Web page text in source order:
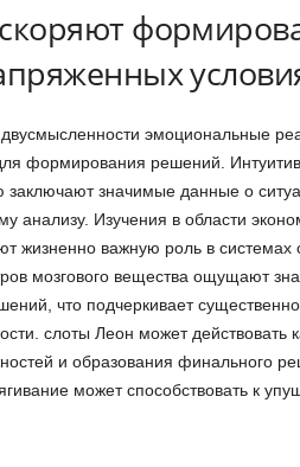
эмоциональные
формирования решений.
значимые данные о
анализу. Изучения в области
жизненно важную роль в системах
мозгового вещества ощущают
что подчеркивает
слоты Леон может действовать
и образования финального
может способствовать к